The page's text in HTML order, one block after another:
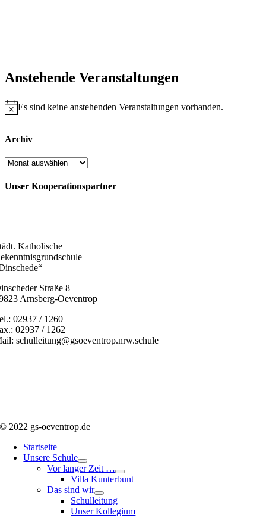
Anstehende Veranstaltungen
Hinweis
Es sind keine anstehenden Veranstaltungen vorhanden.
Archiv
Archiv
Unser Kooperationspartner
Katholische
Straße 8
Arnsberg-Oeventrop
02937 / 1260
02937 / 1262
schulleitung@gsoeventrop.nrw.schule
© 2022 gs-oeventrop.de
Startseite
Unsere Schule
Vor langer Zeit …
Villa Kunterbunt
Das sind wir
Schulleitung
Unser Kollegium